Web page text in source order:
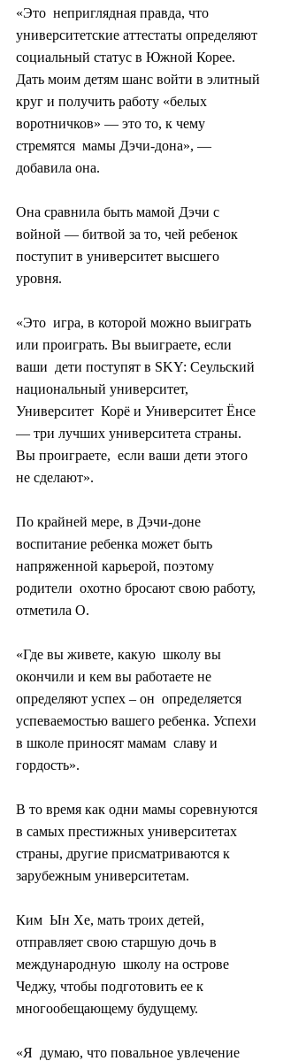
«Это  неприглядная правда, что
университетские аттестаты определяют
социальный статус в Южной Корее.
Дать моим детям шанс войти в элитный
круг и получить работу «белых
воротничков» — это то, к чему
стремятся  мамы Дэчи-дона», —
добавила она.
Она сравнила быть мамой Дэчи с
войной — битвой за то, чей ребенок
поступит в университет высшего
уровня.
«Это  игра, в которой можно выиграть
или проиграть. Вы выиграете, если
ваши  дети поступят в SKY: Сеульский
национальный университет,
Университет  Корё и Университет Ёнсе
— три лучших университета страны.
Вы проиграете,  если ваши дети этого
не сделают».
По крайней мере, в Дэчи-доне
воспитание ребенка может быть
напряженной карьерой, поэтому
родители  охотно бросают свою работу,
отметила О.
«Где вы живете, какую  школу вы
окончили и кем вы работаете не
определяют успех – он  определяется
успеваемостью вашего ребенка. Успехи
в школе приносят мамам  славу и
гордость».
В то время как одни мамы соревнуются
в самых престижных университетах
страны, другие присматриваются к
зарубежным университетам.
Ким  Ын Хе, мать троих детей,
отправляет свою старшую дочь в
международную  школу на острове
Чеджу, чтобы подготовить ее к
многообещающему будущему.
«Я  думаю, что повальное увлечение